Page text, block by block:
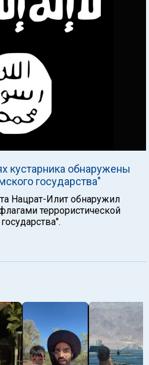
кустарника обнаружены
государства"
Нацрат-Илит обнаружил
террористической